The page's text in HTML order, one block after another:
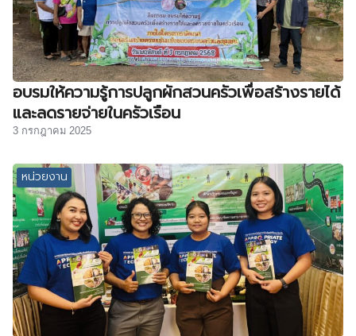
อบรมให้ความรู้การปลูกผักสวนครัวเพื่อสร้างรายได้
และลดรายจ่ายในครัวเรือน
3 กรกฎาคม 2025
หน่วยงาน